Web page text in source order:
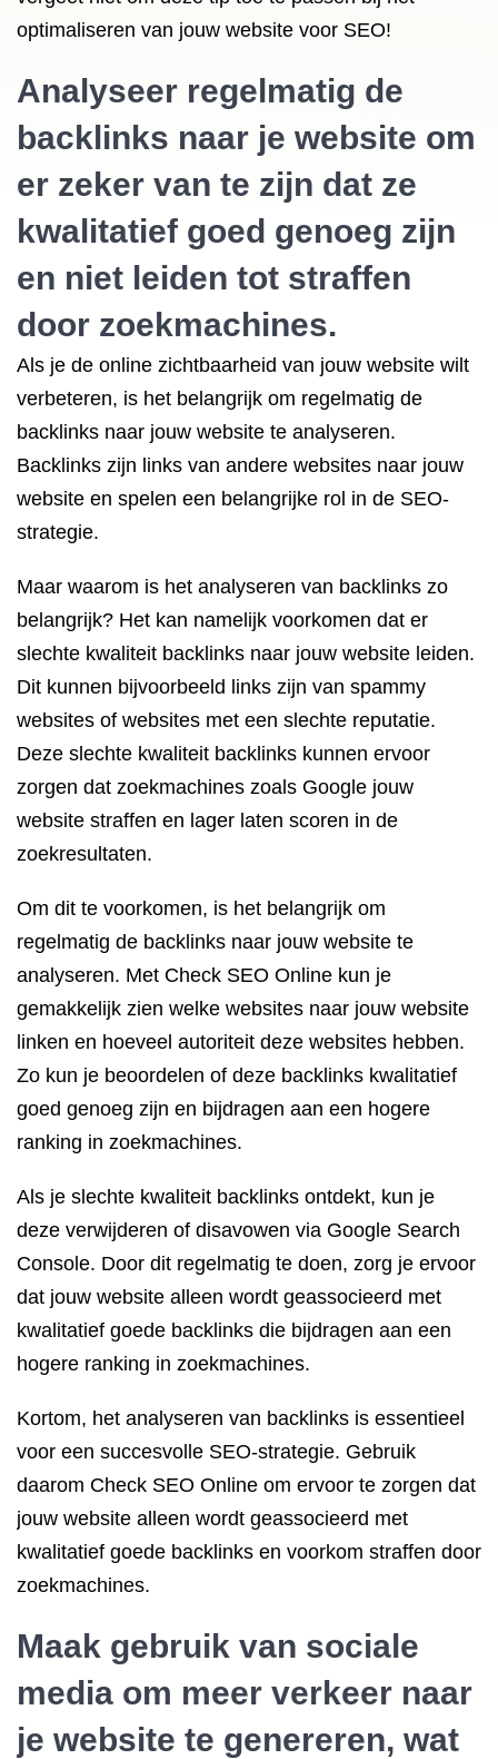
optimaliseren van jouw website voor SEO!
Analyseer regelmatig de
backlinks naar je website om
er zeker van te zijn dat ze
kwalitatief goed genoeg zijn
en niet leiden tot straffen
door zoekmachines.
Als je de online zichtbaarheid van jouw website wilt
verbeteren, is het belangrijk om regelmatig de
backlinks naar jouw website te analyseren.
Backlinks zijn links van andere websites naar jouw
website en spelen een belangrijke rol in de SEO-
strategie.
Maar waarom is het analyseren van backlinks zo
belangrijk? Het kan namelijk voorkomen dat er
slechte kwaliteit backlinks naar jouw website leiden.
Dit kunnen bijvoorbeeld links zijn van spammy
websites of websites met een slechte reputatie.
Deze slechte kwaliteit backlinks kunnen ervoor
zorgen dat zoekmachines zoals Google jouw
website straffen en lager laten scoren in de
zoekresultaten.
Om dit te voorkomen, is het belangrijk om
regelmatig de backlinks naar jouw website te
analyseren. Met Check SEO Online kun je
gemakkelijk zien welke websites naar jouw website
linken en hoeveel autoriteit deze websites hebben.
Zo kun je beoordelen of deze backlinks kwalitatief
goed genoeg zijn en bijdragen aan een hogere
ranking in zoekmachines.
Als je slechte kwaliteit backlinks ontdekt, kun je
deze verwijderen of disavowen via Google Search
Console. Door dit regelmatig te doen, zorg je ervoor
dat jouw website alleen wordt geassocieerd met
kwalitatief goede backlinks die bijdragen aan een
hogere ranking in zoekmachines.
Kortom, het analyseren van backlinks is essentieel
voor een succesvolle SEO-strategie. Gebruik
daarom Check SEO Online om ervoor te zorgen dat
jouw website alleen wordt geassocieerd met
kwalitatief goede backlinks en voorkom straffen door
zoekmachines.
Maak gebruik van sociale
media om meer verkeer naar
je website te genereren, wat